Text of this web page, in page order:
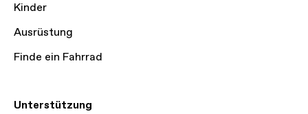
Kinder
Ausrüstung
Finde ein Fahrrad
Unterstützung